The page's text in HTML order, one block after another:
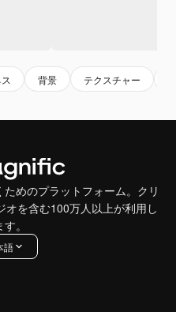
背景 テクスチャー
めのプラットフォーム。クリ
オを含む100万人以上が利用し
。
語